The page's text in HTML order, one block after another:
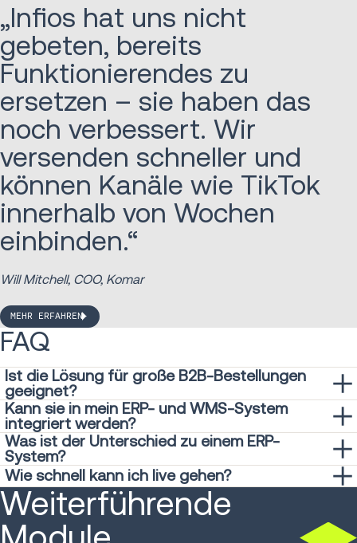
„Infios hat uns nicht
gebeten, bereits
Funktionierendes zu
ersetzen – sie haben das
noch verbessert. Wir
versenden schneller und
können Kanäle wie TikTok
innerhalb von Wochen
einbinden.“
Will Mitchell, COO, Komar
MEHR ERFAHREN
FAQ
Ist die Lösung für große B2B-Bestellungen
geeignet?
Sie ist optimiert für mehr als 2.000 Positionen mit
Multithread-Verarbeitung.
Kann sie in mein ERP- und WMS-System
integriert werden?
Ja, unser natives iPaaS unterstützt standardmäßig über
1.500 Integrationen. Wir haben auch eine direkte Verbindung
zurInfios Warehouse Management (WM)
-Produktsuite, die
eine nahtlos integrierte Lösung ermöglicht.
Was ist der Unterschied zu einem ERP-
System?
ERP-Systeme wurden nicht für die B2B-Auftragsabwicklung
entwickelt. Wir sind spezialisiert auf Zuweisung, Fulfillment-
Logik, komplexe Skalierung und die Erweiterung Ihres
bestehenden ERP-Systems. Ein vollständiger Austausch ist
Wie schnell kann ich live gehen?
Dank der modularen Implementierung und vorgefertigten
Adaptern sehen Kunden in der Regel innerhalb weniger
Wochen einen Mehrwert.
Weiterführende